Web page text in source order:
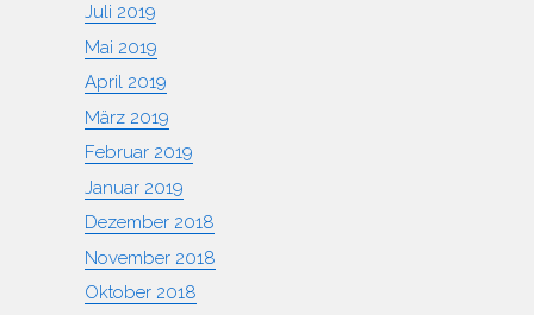
Juli 2019
Mai 2019
April 2019
März 2019
Februar 2019
Januar 2019
Dezember 2018
November 2018
Oktober 2018